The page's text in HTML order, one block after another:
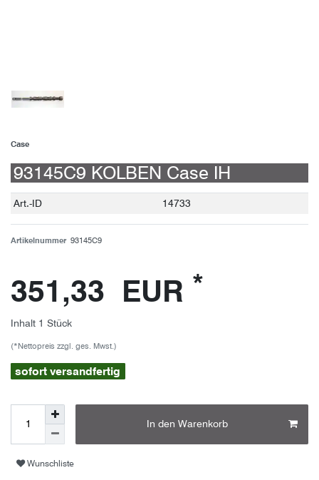
Case
93145C9 KOLBEN Case IH
Technisches
Wert
Art.-ID 14733
Artikelnummer 93145C9
351,33 EUR *
Inhalt 1 Stück
(*Nettopreis zzgl. ges. Mwst.)
sofort versandfertig
In den Warenkorb
Wunschliste